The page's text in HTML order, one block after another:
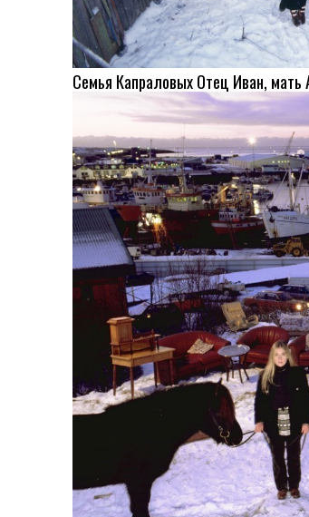
Семья Капраловых Отец Иван, мать